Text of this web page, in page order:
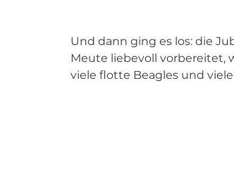
Und dann ging es los: die
Meute liebevoll vorbereitet,
viele flotte Beagles und